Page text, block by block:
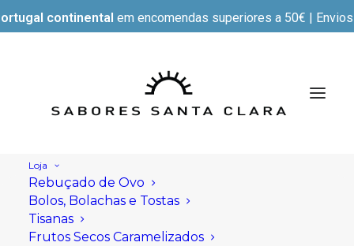
continental em encomendas superiores a 50€ |
Loja
Rebuçado de Ovo
Bolos, Bolachas e Tostas
Tisanas
Frutos Secos Caramelizados